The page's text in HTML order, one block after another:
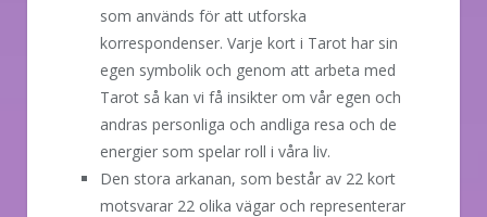
som används för att utforska
korrespondenser. Varje kort i Tarot har sin
egen symbolik och genom att arbeta med
Tarot så kan vi få insikter om vår egen och
andras personliga och andliga resa och de
energier som spelar roll i våra liv.
Den stora arkanan, som består av 22 kort
motsvarar 22 olika vägar och representerar